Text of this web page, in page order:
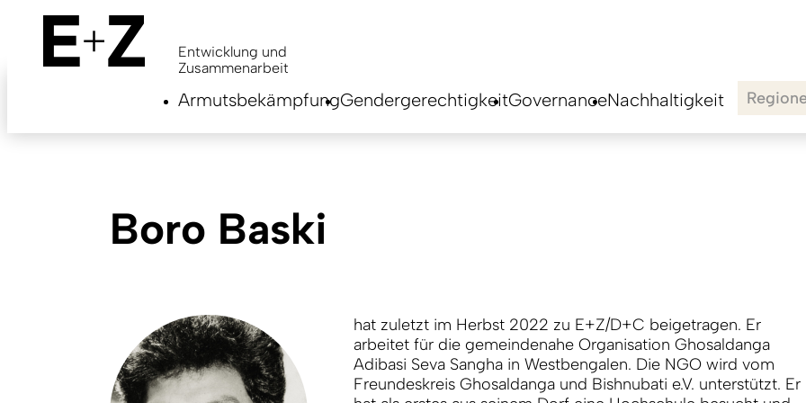
content
Entwicklung und
Zusammenarbeit
ArmutsbekämpfungGendergerechtigkeitGovernanceNachhaltigkeit
Boro Baski
hat zuletzt im Herbst 2022 zu E+Z/D+C beigetragen. Er
arbeitet für die gemeindenahe Organisation Ghosaldanga
Adibasi Seva Sangha in Westbengalen. Die NGO wird vom
Freundeskreis Ghosaldanga und Bishnubati e.V. unterstützt. Er